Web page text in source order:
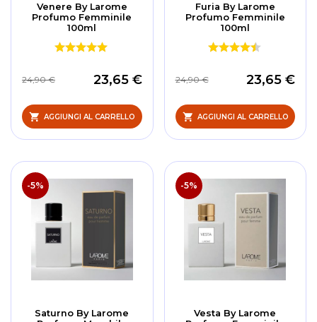
Venere By Larome
Profumo Femminile
100ml
23,65 €
24,90 €
AGGIUNGI AL CARRELLO
Furia By Larome
Profumo Femminile
100ml
23,65 €
24,90 €
AGGIUNGI AL CARRELLO
-5%
Saturno By Larome
-5%
Vesta By Larome